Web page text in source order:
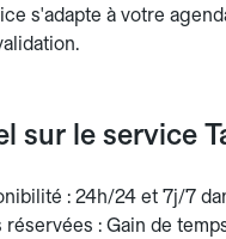
s'adapte à votre
sur le service
: 24h/24 et 7j/7
réservées : Gain de